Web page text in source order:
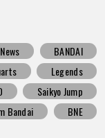
BANDAI
Legends
Saikyo Jump
Bandai
BNE